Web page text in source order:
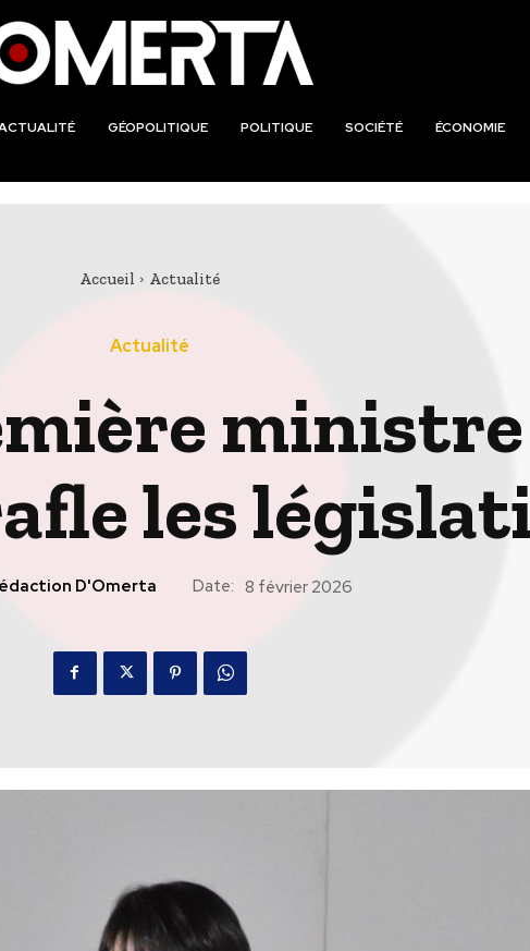
GÉOPOLITIQUE POLITIQUE SOCIÉTÉ ÉCONOMIE
Accueil Actualité
Actualité
ministre
les
D'Omerta Date: 8 février 2026